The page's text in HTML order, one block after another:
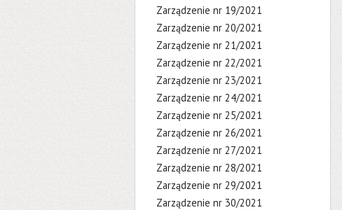
Zarządzenie nr 19/2021
Zarządzenie nr 20/2021
Zarządzenie nr 21/2021
Zarządzenie nr 22/2021
Zarządzenie nr 23/2021
Zarządzenie nr 24/2021
Zarządzenie nr 25/2021
Zarządzenie nr 26/2021
Zarządzenie nr 27/2021
Zarządzenie nr 28/2021
Zarządzenie nr 29/2021
Zarządzenie nr 30/2021